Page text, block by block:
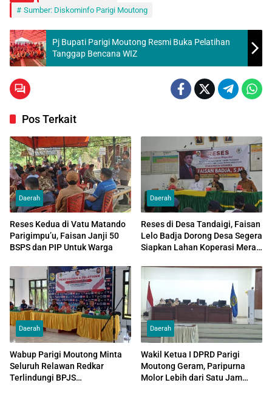
Sumber: Diskominfo Parigi Moutong
Pj Bupati Parigi Moutong Resmi Buka Pelatihan
Tanggap Bencana WIZ
Pos Terkait
Daerah
Reses Kedua di Vatu Matando
Parigimpu’u, Faisan Janji 50
BSPS dan PIP Untuk Warga
Daerah
Reses di Desa Tandaigi, Faisan
Lelo Badja Dorong Desa Segera
Siapkan Lahan Koperasi Merah
Daerah
Wabup Parigi Moutong Minta
Seluruh Relawan Redkar
Terlindungi BPJS
Daerah
Wakil Ketua I DPRD Parigi
Moutong Geram, Paripurna
Molor Lebih dari Satu Jam